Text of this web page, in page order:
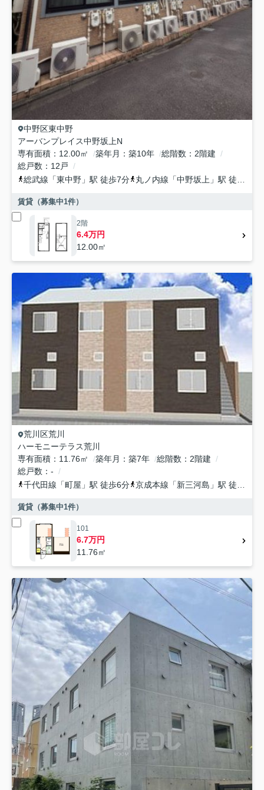
中野区東中野
アーバンプレイス中野坂上N
専有面積
12.00㎡ 築年月 築10年 総階数
2階建
総戸数
12戸
総武線 「東中野 」駅 徒歩7分 丸ノ内線 「中野坂上 」駅 徒歩6分
賃貸（募集中1件）
2階
6.4万円
12.00㎡
荒川区荒川
ハーモニーテラス荒川
専有面積
11.76㎡ 築年月 築7年 総階数
2階建
総戸数
-
千代田線 「町屋 」駅 徒歩6分 京成本線 「新三河島 」駅 徒歩8分
賃貸（募集中1件）
101
6.7万円
11.76㎡